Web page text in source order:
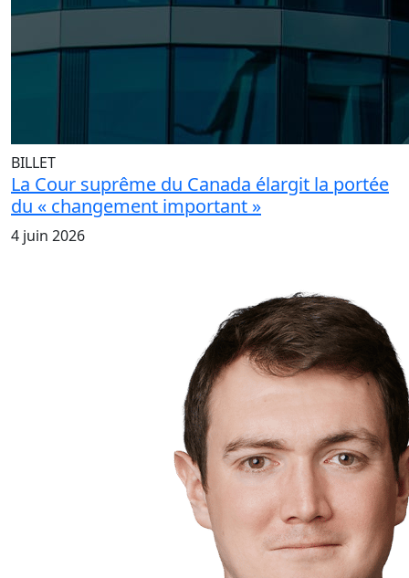
BILLET
La Cour suprême du Canada élargit la portée
du « changement important »
4 juin 2026